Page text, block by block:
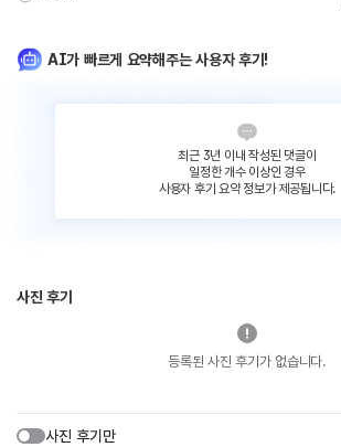
AI가 빠르게 요약해주는 사용자 후기!
최근 3년 이내 작성된 댓글이
일정한 개수 이상인 경우
사용자 후기 요약 정보가 제공됩니다.
사진 후기
등록된 사진 후기가 없습니다.
사진 후기만